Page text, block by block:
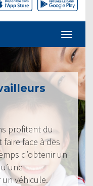
profitent du
face à des
d’obtenir un
véhicule.